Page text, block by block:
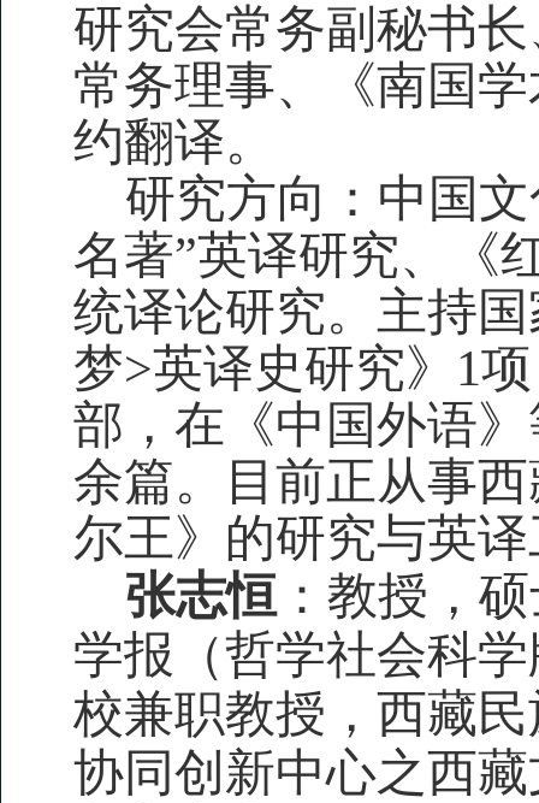
研究会常务副秘书
常务理事、《南国
约翻译。
研究方向：中国
名著”英译研究、《
统译论研究。主持
梦>英译史研究》1
部，在《中国外语
余篇。目前正从事
尔王》的研究与英
张志恒：教授，
学报（哲学社会科
校兼职教授，西藏
协同创新中心之西